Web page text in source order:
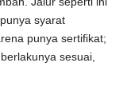
syarat
punya sertifikat;
sesuai,